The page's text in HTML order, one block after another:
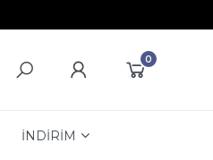
0
İNDİRİM